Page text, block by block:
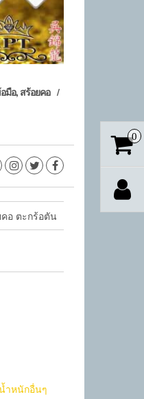
มือ, สร้อยคอ
อ ตะกร้อตัน
ำหนักอื่นๆ
0